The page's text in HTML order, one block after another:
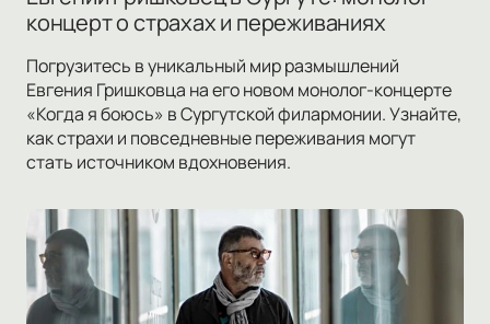
концерт о страхах и переживаниях
Погрузитесь в уникальный мир размышлений
Евгения Гришковца на его новом монолог-концерте
«Когда я боюсь» в Сургутской филармонии. Узнайте,
как страхи и повседневные переживания могут
стать источником вдохновения.